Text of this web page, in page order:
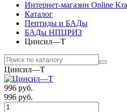
Интернет-магазин Online
Каталог
Пептиды и БАДы
БАДы НПЦРИЗ
Цинсил—Т
Цинсил—Т
996 руб.
996 руб.